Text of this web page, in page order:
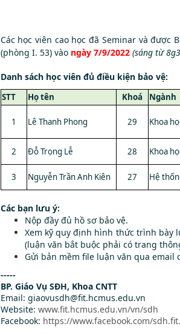
Các học viên cao học đã Seminar và được
(phòng I. 53) vào ngày 7/9/2022 (sáng từ
Danh sách học viên đủ điều kiện bảo vệ:
STT Họ tên Khoá Ngành
1 Lê Thanh Phong 29 Khoa
2 Đỗ Trọng Lễ 28 Khoa
3 Nguyễn Trần Anh Kiên 27 Hệ
Các bạn lưu ý:
Nộp đầy đủ hồ sơ bảo vệ.
Xem kỹ quy định hình thức trình bày
(luận văn bắt buộc phải có trang
Gửi bản mềm file luận văn qua email
-----
BP. Giáo Vụ SĐH, Khoa CNTT
Email: giaovusdh@fit.hcmus.edu.vn
Website: www.fit.hcmus.edu.vn/vn/sdh
Facebook: https://www.facebook.com/